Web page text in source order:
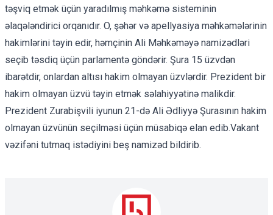
təşviq etmək üçün yaradılmış məhkəmə sisteminin
əlaqələndirici orqanıdır. O, şəhər və apellyasiya məhkəmələrinin
hakimlərini təyin edir, həmçinin Ali Məhkəməyə namizədləri
seçib təsdiq üçün parlamentə göndərir. Şura 15 üzvdən
ibarətdir, onlardan altısı hakim olmayan üzvlərdir. Prezident bir
hakim olmayan üzvü təyin etmək səlahiyyətinə malikdir.
Prezident Zurabişvili iyunun 21-də Ali Ədliyyə Şurasının hakim
olmayan üzvünün seçilməsi üçün müsabiqə elan edib.Vakant
vəzifəni tutmaq istədiyini beş namizəd bildirib.